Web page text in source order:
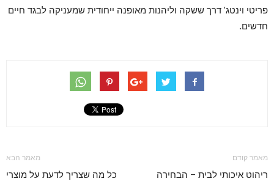
פריטי וינטג' דרך ששקה וליהנות מאופנה ייחודית שמעניקה לבגד חיים
חדשים.
מאמר קודם
ריהוט איכותי לבית – הבחירה
מאמר הבא
כל מה שצריך לדעת על מוצרי